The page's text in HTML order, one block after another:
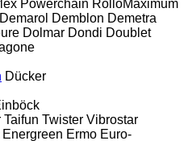
Powerchain RolloMaximum
Demarol Demblon Demetra
Dolmar Dondi Doublet
Dücker
Taifun Twister Vibrostar
Energreen Ermo Euro-